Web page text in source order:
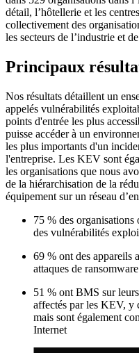
détail, l’hôtellerie et les
collectivement des
les secteurs de l’industrie et
Principaux
Nos résultats détaillent un
appelés vulnérabilités
points d'entrée les plus
puisse accéder à un
les plus importants d'un
l'entreprise. Les KEV sont
les organisations que nous
de la hiérarchisation de la
équipement sur un réseau
75 % des
des vulnérabilités
69 % ont des appareils
attaques de
51 % ont BMS sur
affectés par les KEV, y
mais sont également
Internet